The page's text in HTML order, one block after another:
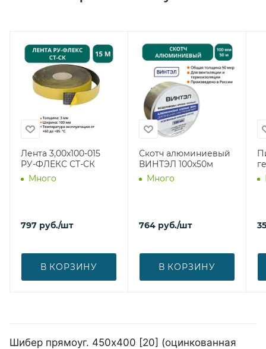
Лента 3,00х100-015
РУ-ФЛЕКС СТ-СК
Много
797 руб./шт
В КОРЗИНУ
Скотч алюминиевый
ВИНТЭЛ 100х50м
Много
764 руб./шт
В КОРЗИНУ
Шибер прямоуг. 450х400 [20] (оцинкованная